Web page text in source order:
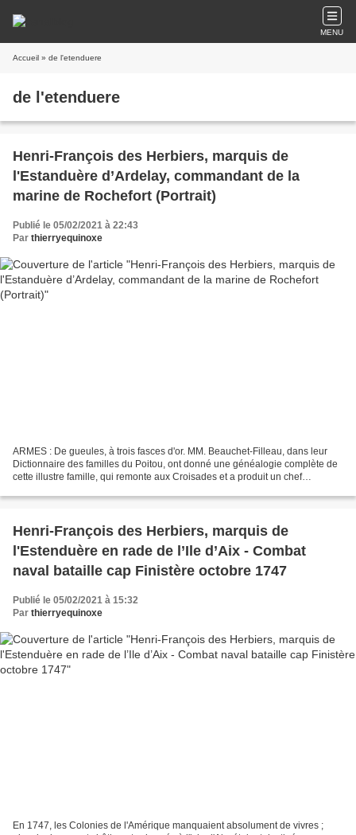
MENU
Accueil » de l'etenduere
de l'etenduere
Henri-François des Herbiers, marquis de
l'Estanduère d’Ardelay, commandant de la
marine de Rochefort (Portrait)
Publié le 05/02/2021 à 22:43
Par thierryequinoxe
ARMES : De gueules, à trois fasces d'or. MM. Beauchet-Filleau, dans leur
Dictionnaire des familles du Poitou, ont donné une généalogie complète de
cette illustre famille, qui remonte aux Croisades et a produit un chef
Henri-François des Herbiers, marquis de
l'Estenduère en rade de l’Ile d’Aix - Combat
naval bataille cap Finistère octobre 1747
Publié le 05/02/2021 à 15:32
Par thierryequinoxe
En 1747, les Colonies de l'Amérique manquaient absolument de vivres ;